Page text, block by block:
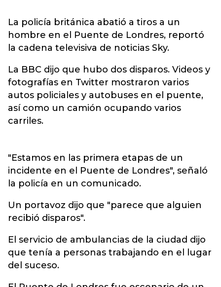
La policía británica abatió a tiros a un
hombre en el Puente de Londres, reportó
la cadena televisiva de noticias Sky.
La BBC dijo que hubo dos disparos. Videos y
fotografías en Twitter mostraron varios
autos policiales y autobuses en el puente,
así como un camión ocupando varios
carriles.
"Estamos en las primera etapas de un
incidente en el Puente de Londres", señaló
la policía en un comunicado.
Un portavoz dijo que "parece que alguien
recibió disparos".
El servicio de ambulancias de la ciudad dijo
que tenía a personas trabajando en el lugar
del suceso.